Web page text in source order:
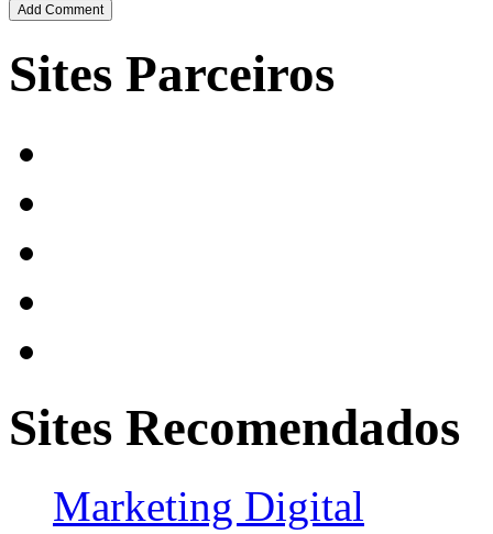
Sites Parceiros
Sites Recomendados
Marketing Digital